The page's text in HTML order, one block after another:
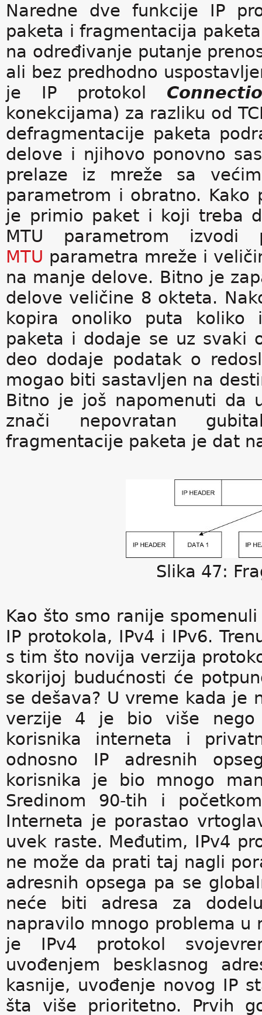
Naredne dve funkcije IP
paketa i fragmentacija
na određivanje putanje
ali bez predhodno
je IP protokol
konekcijama) za razliku od
defragmentacije paketa
delove i njihovo ponovno
prelaze iz mreže sa
parametrom i obratno.
je primio paket i koji treba
MTU parametrom izvodi
MTU parametra mreže i
na manje delove. Bitno je
delove veličine 8 okteta.
kopira onoliko puta koliko
paketa i dodaje se uz svaki
deo dodaje podatak o
mogao biti sastavljen na
Bitno je još napomenuti da
znači nepovratan
fragmentacije paketa je dat
Slika 47:
Kao što smo ranije
IP protokola, IPv4 i IPv6.
s tim što novija verzija
skorijoj budućnosti će
se dešava? U vreme kada je
verzije 4 je bio više nego
korisnika interneta i
odnosno IP adresnih
korisnika je bio mnogo
Sredinom 90-tih i
Interneta je porastao
uvek raste. Međutim, IPv4
ne može da prati taj nagli
adresnih opsega pa se
neće biti adresa za
napravilo mnogo problema u
je IPv4 protokol
uvođenjem besklasnog
kasnije, uvođenje novog IP
šta više prioritetno. Prvih